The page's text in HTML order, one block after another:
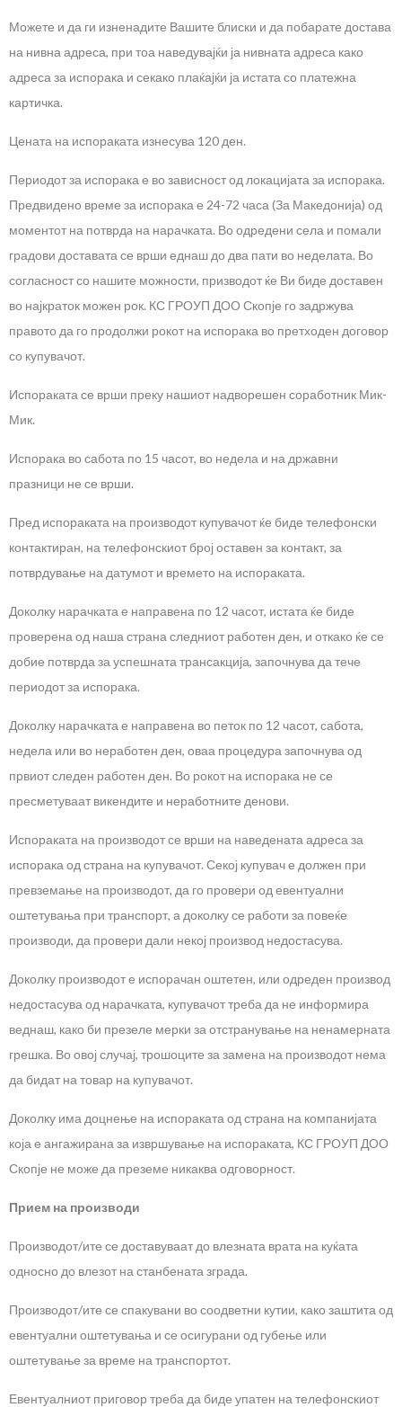
Можете и да ги изненадите Вашите блиски и да побарате достава
на нивна адреса, при тоа наведувајќи ја нивната адреса како
адреса за испорака и секако плаќајќи ја истата со платежна
картичка.
Цената на испораката изнесува 120 ден.
Периодот за испорака е во зависност од локацијата за испорака.
Предвидено време за испорака е 24-72 часа (За Македонија) од
моментот на потврдa на нарачката. Во одредени села и помали
градови доставата се врши еднаш до два пати во неделата. Во
согласност со нашите можности, призводот ќе Ви биде доставен
во најкраток можен рок. КС ГРОУП ДОО Скопје го задржува
правото да го продолжи рокот на испорака во претходен договор
со купувачот.
Испораката се врши преку нашиот надворешен соработник Мик-
Мик.
Испорака во сабота по 15 часот, во недела и на државни
празници не се врши.
Пред испораката на производот купувачот ќе биде телефонски
контактиран, на телефонскиот број оставен за контакт, за
потврдување на датумот и времето на испораката.
Доколку нарачката е направена по 12 часот, истата ќе биде
проверена од наша страна следниот работен ден, и откако ќе се
добие потврда за успешната трансакција, започнува да тече
периодот за испорака.
Доколку нарачката е направена во петок по 12 часот, сабота,
недела или во неработен ден, оваа процедура започнува од
првиот следен работен ден. Во рокот на испорака не се
пресметуваат викендите и неработните денови.
Испораката на производот се врши на наведената адреса за
испорака од страна на купувачот. Секој купувач е должен при
превземање на производот, да го провери од евентуални
оштетувања при транспорт, а доколку се работи за повеќе
производи, да провери дали некој производ недостасува.
Доколку производот е испорачан оштетен, или одреден производ
недостасува од нарачката, купувачот треба да не информира
веднаш, како би презеле мерки за отстранување на ненамерната
грешка. Во овој случај, трошоците за замена на производот нема
да бидат на товар на купувачот.
Доколку има доцнење на испораката од страна на компанијата
која е ангажирана за извршување на испораката, КС ГРОУП ДОО
Скопје не може да преземе никаква одговорност.
Прием на производи
Производот/ите се доставуваат до влезната врата на куќата
односно до влезот на станбената зграда.
Производот/ите се спакувани во соодветни кутии, како заштита од
евентуални оштетувања и се осигурани од губење или
оштетување за време на транспортот.
Евентуалниот приговор треба да биде упатен на телефонскиот